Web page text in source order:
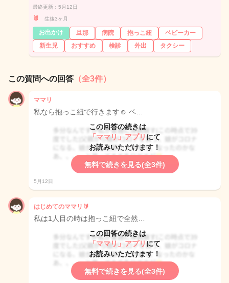
最終更新：5月12日
🐰 生後3ヶ月
お出かけ 旦那 病院 抱っこ紐
ベビーカー
新生児
おすすめ 検診 外出 タクシー
この質問への回答 （全3件）
ママリ
私なら抱っこ紐で行きます☺️ ベ…
この回答の続きは
「ママリ」アプリ にて
お読みいただけます！
無料で続きを見る(全3件)
5月12日
はじめてのママリ🔰
私は1人目の時は抱っこ紐で全然…
この回答の続きは
「ママリ」アプリ にて
お読みいただけます！
無料で続きを見る(全3件)